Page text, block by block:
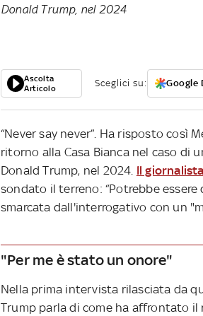
Donald Trump, nel 2024
Ascolta
Articolo
Sceglici su: Google
“Never say never”. Ha risposto così
ritorno alla Casa Bianca nel caso di
Donald Trump, nel 2024. Il
sondato il terreno: “Potrebbe essere
smarcata dall'interrogativo con un
"Per me è stato un onore"
Nella prima intervista rilasciata da
Trump parla di come ha affrontato